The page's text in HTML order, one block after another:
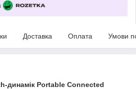
Доставка Оплата Умови
динамік Portable Connected